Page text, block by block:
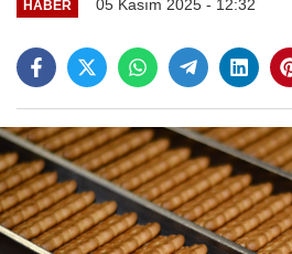
HABER 05 Kasım 2025 - 12:32